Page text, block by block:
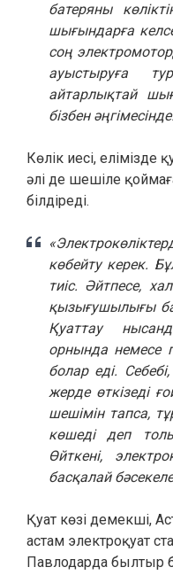
батеряны
шығындарға
соң
ауыстыруға
айтарлықтай
бізбен әңгімесінде.
Көлік иесі, елімізде
әлі де шешіле
білдіреді.
көбейту керек.
тиіс. Әйтпесе,
қызығушылығы
Қуаттау
орнында немесе
болар еді.
жерде өткізеді
шешімін тапса,
көшеді деп
Өйткені,
басқалай
Қуат көзі демекші,
астам электроқуат
Павлодарда былтыр